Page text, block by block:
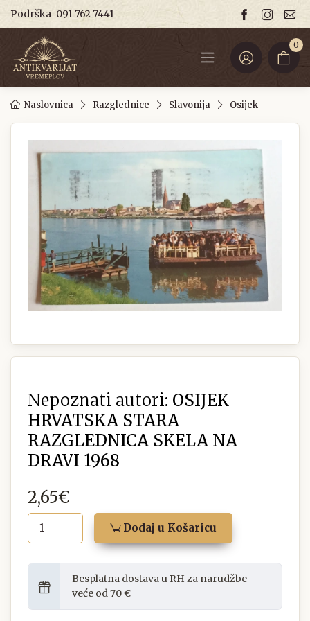
Podrška 091 762 7441
0
Naslovnica Razglednice Slavonija Osijek
Nepoznati autori: OSIJEK
HRVATSKA STARA
RAZGLEDNICA SKELA NA
DRAVI 1968
2,65€
Dodaj u Košaricu
Besplatna dostava u RH za narudžbe
veće od 70 €